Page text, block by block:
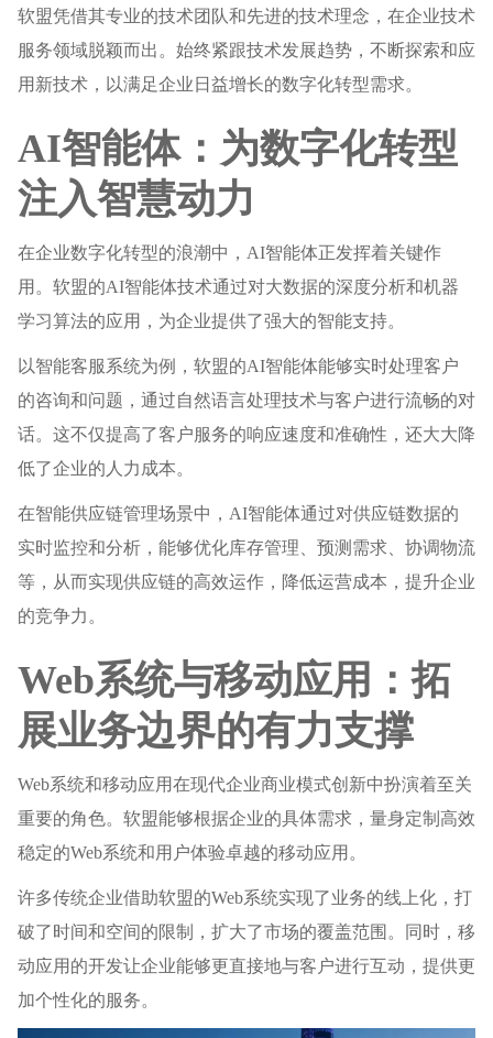
软盟凭借其专业的技术团队和先进的技术理念，在企业技术
服务领域脱颖而出。始终紧跟技术发展趋势，不断探索和应
用新技术，以满足企业日益增长的数字化转型需求。
AI智能体：为数字化转型
注入智慧动力
在企业数字化转型的浪潮中，AI智能体正发挥着关键作
用。软盟的AI智能体技术通过对大数据的深度分析和机器
学习算法的应用，为企业提供了强大的智能支持。
以智能客服系统为例，软盟的AI智能体能够实时处理客户
的咨询和问题，通过自然语言处理技术与客户进行流畅的对
话。这不仅提高了客户服务的响应速度和准确性，还大大降
低了企业的人力成本。
在智能供应链管理场景中，AI智能体通过对供应链数据的
实时监控和分析，能够优化库存管理、预测需求、协调物流
等，从而实现供应链的高效运作，降低运营成本，提升企业
的竞争力。
Web系统与移动应用：拓
展业务边界的有力支撑
Web系统和移动应用在现代企业商业模式创新中扮演着至关
重要的角色。软盟能够根据企业的具体需求，量身定制高效
稳定的Web系统和用户体验卓越的移动应用。
许多传统企业借助软盟的Web系统实现了业务的线上化，打
破了时间和空间的限制，扩大了市场的覆盖范围。同时，移
动应用的开发让企业能够更直接地与客户进行互动，提供更
加个性化的服务。